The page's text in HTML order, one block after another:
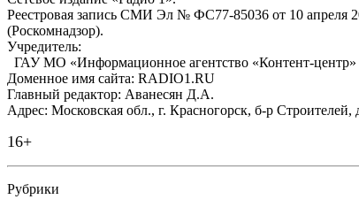
Реестровая запись СМИ Эл № ФС77-85036 от 10 апреля
(Роскомнадзор).
Учредитель:
ГАУ МО «Информационное агентство «Контент-центр»
Доменное имя сайта: RADIO1.RU
Главный редактор: Аванесян Д.А.
Адрес: Московская обл., г. Красногорск, б-р
16+
Рубрики